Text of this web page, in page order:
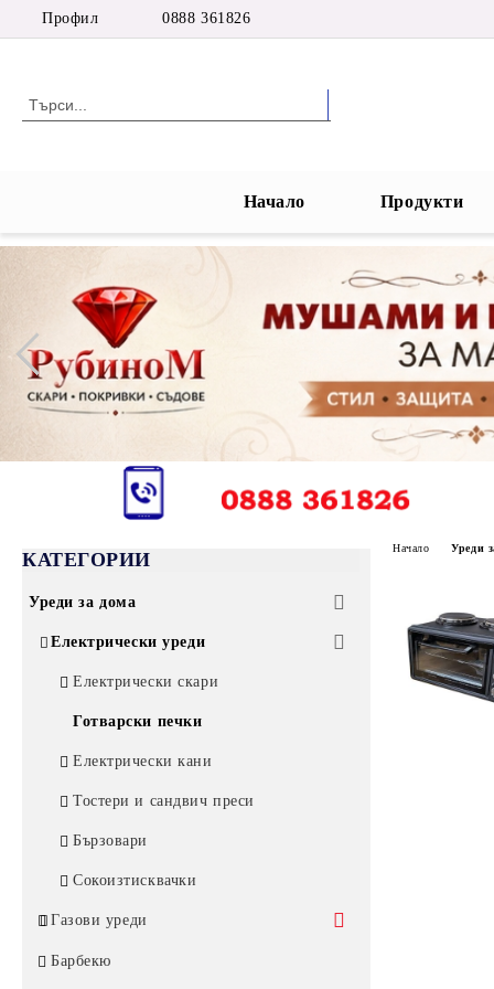
Профил 0888 361826
Начало Продукти
КАТЕГОРИИ
Уреди за дома
Електрически уреди
Електрически скари
Готварски печки
Електрически кани
Тостери и сандвич преси
Бързовари
Сокоизтисквачки
Газови уреди
Газови котлони без защита
Барбекю
Начало Уреди